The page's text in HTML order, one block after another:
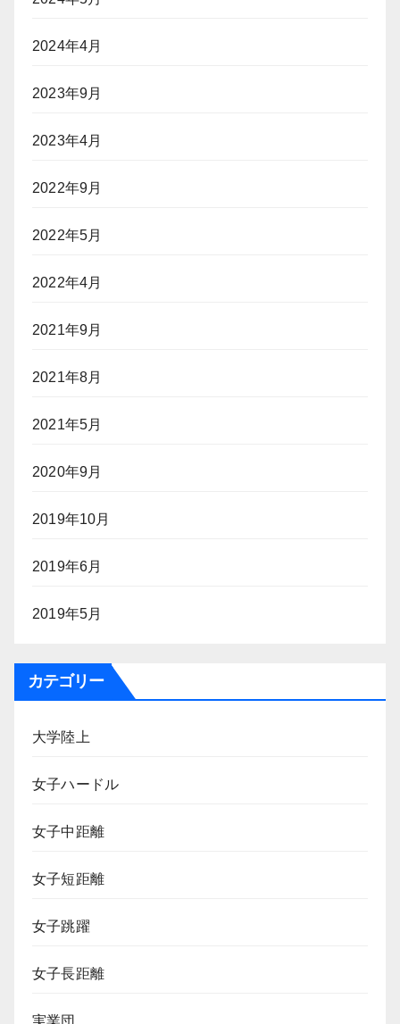
2024年4月
2023年9月
2023年4月
2022年9月
2022年5月
2022年4月
2021年9月
2021年8月
2021年5月
2020年9月
2019年10月
2019年6月
2019年5月
カテゴリー
大学陸上
女子ハードル
女子中距離
女子短距離
女子跳躍
女子長距離